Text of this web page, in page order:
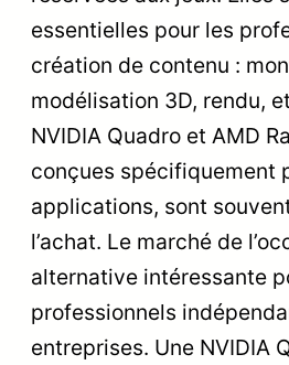
essentielles pour les
création de contenu :
modélisation 3D, rendu,
NVIDIA Quadro et AMD
conçues spécifiquement
applications, sont
l’achat. Le marché de
alternative intéressante
professionnels
entreprises. Une NVIDIA